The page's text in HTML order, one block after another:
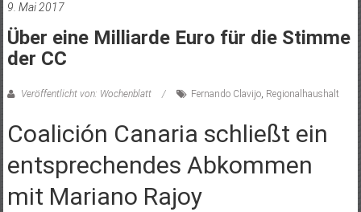
9. Mai 2017
Über eine Milliarde Euro für die Stimme
der CC
Veröffentlicht von: Wochenblatt Fernando Clavijo, Regionalhaushalt
Coalición Canaria schließt ein
entsprechendes Abkommen
mit Mariano Rajoy